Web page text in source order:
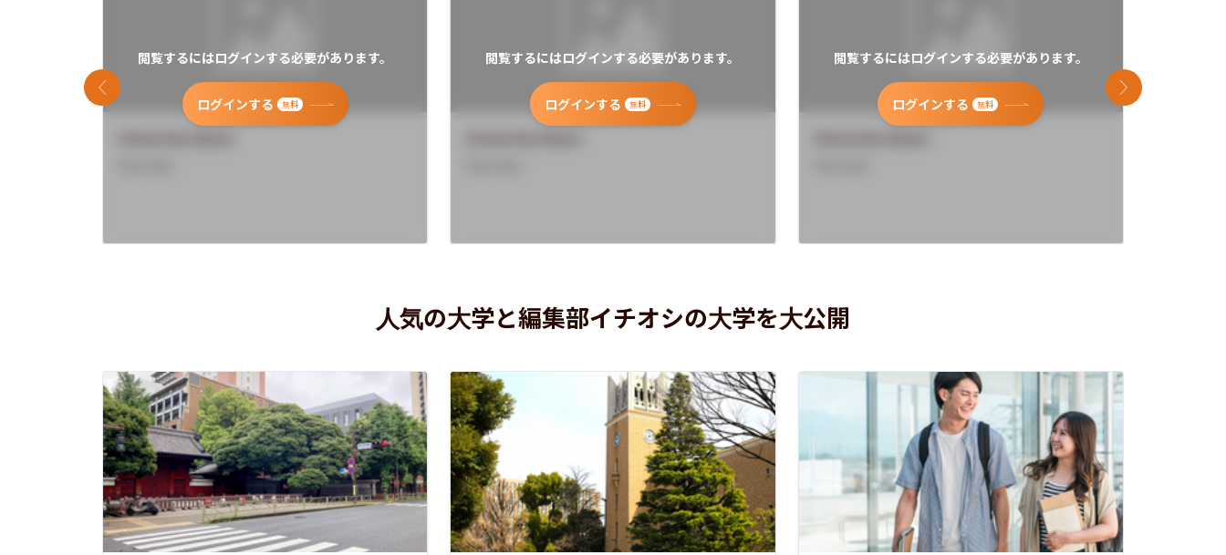
閲覧するにはログインする必要があります。
ログインする 無料
閲覧するにはログインする必要があります。
ログインする 無料
閲覧するにはログインする必要があります。
ログインする 無料
前のスライド 次のスライド
人気の大学と編集部イチオシの大学を大公開